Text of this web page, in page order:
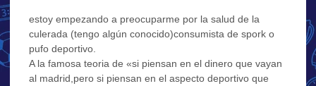
estoy empezando a preocuparme por la salud de la
culerada (tengo algún conocido)consumista de spork o
pufo deportivo.
A la famosa teoria de «si piensan en el dinero que vayan
al madrid,pero si piensan en el aspecto deportivo que